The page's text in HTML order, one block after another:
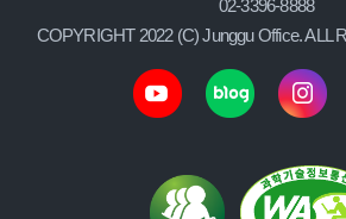
02-3396-8888
COPYRIGHT 2022 (C) Junggu Office. ALL